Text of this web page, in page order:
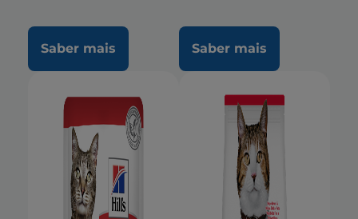
Saber mais Saber mais